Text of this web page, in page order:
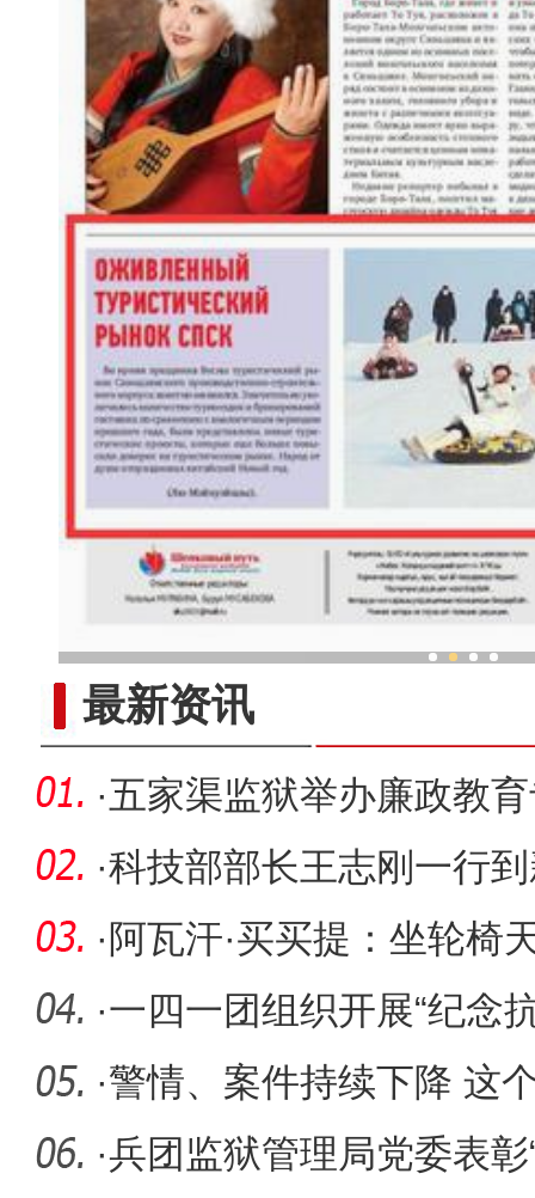
最新资讯
·五家渠监狱举办廉政教
·科技部部长王志刚一行
拉尔市调
· 阿瓦汗·买买提：坐轮椅
·一四一团组织开展“纪念
周年”
·警情、案件持续下降 这
的？
·兵团监狱管理局党委表